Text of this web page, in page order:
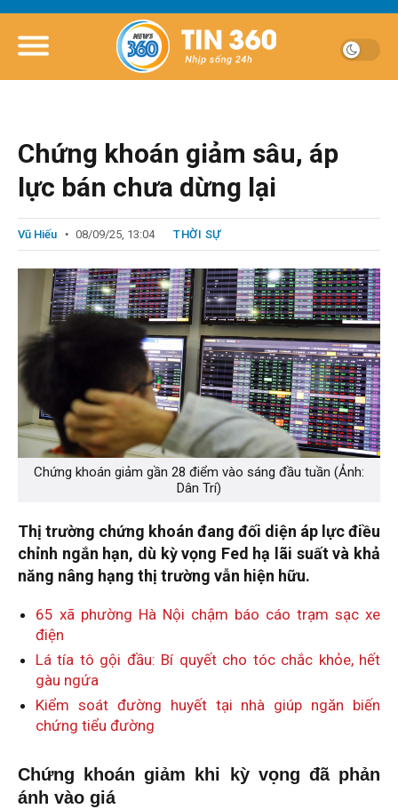
Chứng khoán giảm sâu, áp
lực bán chưa dừng lại
Vũ Hiếu 08/09/25, 13:04 THỜI SỰ
Chứng khoán giảm gần 28 điểm vào sáng đầu tuần (Ảnh:
Dân Trí)
Thị trường chứng khoán đang đối diện áp lực điều
chỉnh ngắn hạn, dù kỳ vọng Fed hạ lãi suất và khả
năng nâng hạng thị trường vẫn hiện hữu.
65 xã phường Hà Nội chậm báo cáo trạm sạc xe
điện
Lá tía tô gội đầu: Bí quyết cho tóc chắc khỏe, hết
gàu ngứa
Kiểm soát đường huyết tại nhà giúp ngăn biến
chứng tiểu đường
Chứng khoán giảm khi kỳ vọng đã phản
ánh vào giá